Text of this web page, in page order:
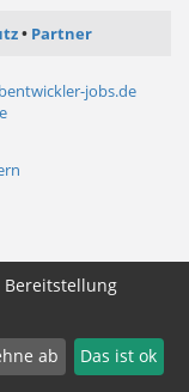
Partner
jobs.de
ab Das ist ok